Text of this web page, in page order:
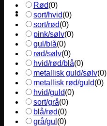
Rød(0)
sort/hvid(0)
sort/rød(0)
pink/sølv(0)
gul/blå(0)
rød/sølv(0)
hvid/rød/blå(0)
metallisk guld/sølv(0)
metallisk rød/guld(0)
hvid/guld(0)
sort/grå(0)
blå/rød(0)
grå/gul (0)